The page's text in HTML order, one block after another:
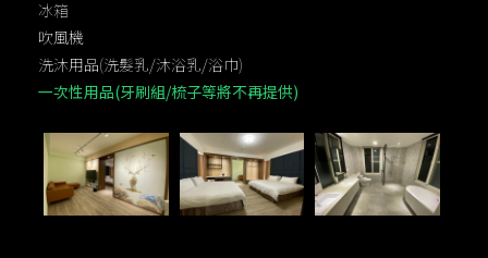
冰箱
吹風機
洗沐用品(洗髮乳/沐浴乳/浴巾)
一次性用品(牙刷組/梳子等將不再提供)